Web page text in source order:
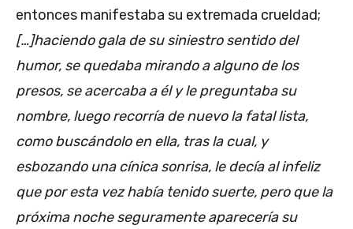
entonces manifestaba su extremada crueldad;
[…]haciendo gala de su siniestro sentido del
humor, se quedaba mirando a alguno de los
presos, se acercaba a él y le preguntaba su
nombre, luego recorría de nuevo la fatal lista,
como buscándolo en ella, tras la cual, y
esbozando una cínica sonrisa, le decía al infeliz
que por esta vez había tenido suerte, pero que la
próxima noche seguramente aparecería su